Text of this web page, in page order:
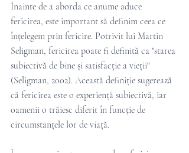
Înainte de a aborda ce anume aduce
fericirea, este important să definim ceea ce
înțelegem prin fericire. Potrivit lui Martin
Seligman, fericirea poate fi definită ca "starea
subiectivă de bine și satisfacție a vieții"
(Seligman, 2002). Această definiție sugerează
că fericirea este o experiență subiectivă, iar
oamenii o trăiesc diferit în funcție de
circumstanțele lor de viață.